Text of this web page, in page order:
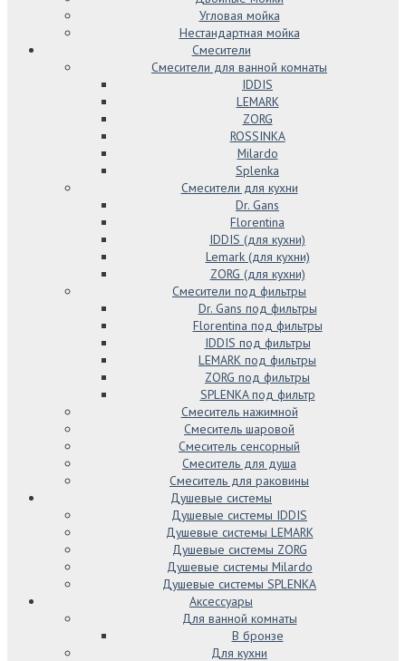
Угловая мойка
Нестандартная мойка
Смесители
Смесители для ванной комнаты
IDDIS
LEMARK
ZORG
ROSSINKA
Milardo
Splenka
Смесители для кухни
Dr. Gans
Florentina
IDDIS (для кухни)
Lemark (для кухни)
ZORG (для кухни)
Смесители под фильтры
Dr. Gans под фильтры
Florentina под фильтры
IDDIS под фильтры
LEMARK под фильтры
ZORG под фильтры
SPLENKA под фильтр
Смеситель нажимной
Смеситель шаровой
Смеситель сенсорный
Смеситель для душа
Смеситель для раковины
Душевые системы
Душевые системы IDDIS
Душевые системы LEMARK
Душевые системы ZORG
Душевые системы Milardo
Душевые системы SPLENKA
Аксессуары
Для ванной комнаты
В бронзе
Для кухни